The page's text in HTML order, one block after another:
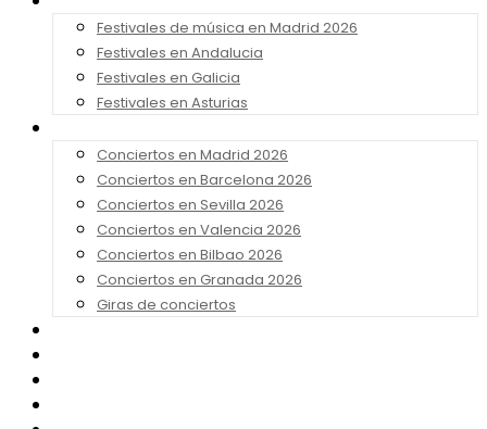
Festivales de música en Madrid 2026
Festivales en Andalucia
Festivales en Galicia
Festivales en Asturias
Conciertos en Madrid 2026
Conciertos en Barcelona 2026
Conciertos en Sevilla 2026
Conciertos en Valencia 2026
Conciertos en Bilbao 2026
Conciertos en Granada 2026
Giras de conciertos